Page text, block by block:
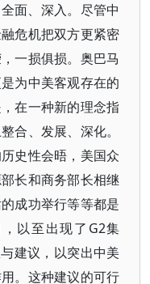
面、深入。尽管中
危机把双方更紧密
一损俱损。奥巴马
为中美客观存在的
在一种新的理念指
合、发展、深化。
史性会晤，美国众
长和商务部长相继
成功举行等等都是
以至出现了G2集
建议，以突出中美
。这种建议的可行